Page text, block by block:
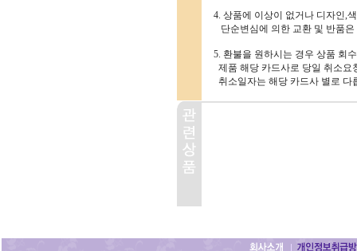
4. 상품에 이상이 없거나 디자인,
단순변심에 의한 교환 및 반품
5. 환불을 원하시는 경우 상품 회
제품 해당 카드사로 당일 취소요
취소일자는 해당 카드사 별로 다